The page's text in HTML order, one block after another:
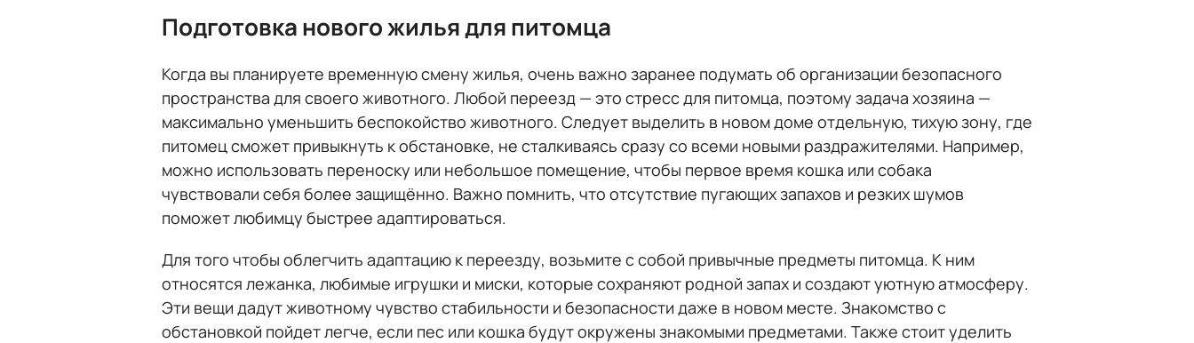
Подготовка нового жилья для питомца
Когда вы планируете временную смену жилья, очень важно заранее подумать об организации безопасного
пространства для своего животного. Любой переезд — это стресс для питомца, поэтому задача хозяина —
максимально уменьшить беспокойство животного. Следует выделить в новом доме отдельную, тихую зону, где
питомец сможет привыкнуть к обстановке, не сталкиваясь сразу со всеми новыми раздражителями. Например,
можно использовать переноску или небольшое помещение, чтобы первое время кошка или собака
чувствовали себя более защищённо. Важно помнить, что отсутствие пугающих запахов и резких шумов
поможет любимцу быстрее адаптироваться.
Для того чтобы облегчить адаптацию к переезду, возьмите с собой привычные предметы питомца. К ним
относятся лежанка, любимые игрушки и миски, которые сохраняют родной запах и создают уютную атмосферу.
Эти вещи дадут животному чувство стабильности и безопасности даже в новом месте. Знакомство с
обстановкой пойдет легче, если пес или кошка будут окружены знакомыми предметами. Также стоит уделить